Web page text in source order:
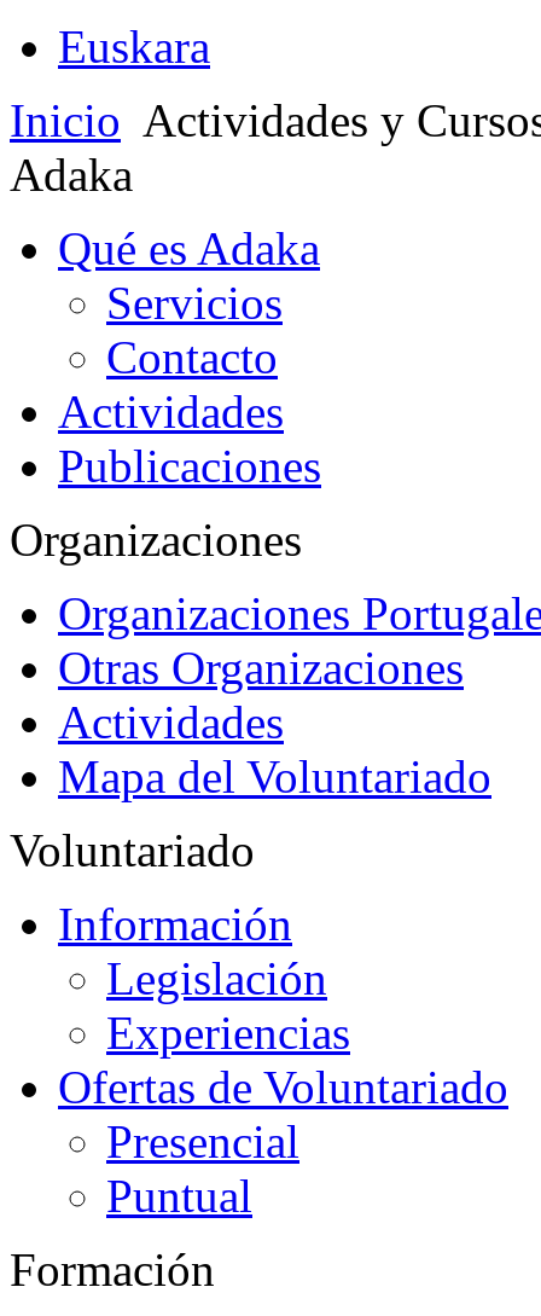
Euskara
Inicio Actividades y
Adaka
Qué es Adaka
Servicios
Contacto
Actividades
Publicaciones
Organizaciones
Organizaciones
Otras Organizaciones
Actividades
Mapa del Voluntariado
Voluntariado
Información
Legislación
Experiencias
Ofertas de Voluntariado
Presencial
Puntual
Formación